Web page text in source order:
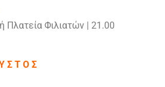
Πλατεία Φιλιατών | 21.00
Σ Τ Ο Σ